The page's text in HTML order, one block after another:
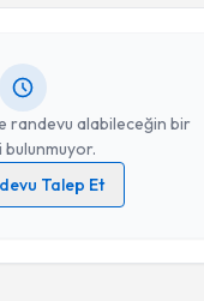
randevu alabileceğin bir
bulunmuyor.
Talep Et
ilişkinAydınlatma Metni